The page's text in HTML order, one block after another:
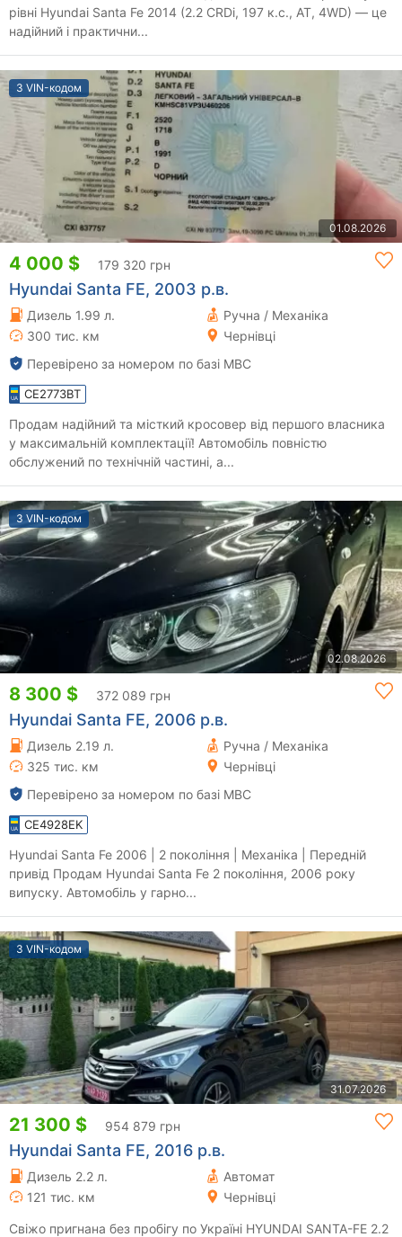
рівні Hyundai Santa Fe 2014 (2.2 CRDi, 197 к.с., AT, 4WD) — це
надійний і практични...
З VIN-кодом
01.08.2026
4 000 $ 179 320 грн
Hyundai Santa FE, 2003 р.в.
Дизель 1.99 л.
Ручна / Механіка
300 тис. км
Чернівці
Перевірено за номером по базі МВС
CE2773BT
Продам надійний та місткий кросовер від першого власника
у максимальній комплектації! Автомобіль повністю
обслужений по технічній частині, а...
З VIN-кодом
02.08.2026
8 300 $ 372 089 грн
Hyundai Santa FE, 2006 р.в.
Дизель 2.19 л.
Ручна / Механіка
325 тис. км
Чернівці
Перевірено за номером по базі МВС
CE4928EK
Hyundai Santa Fe 2006 | 2 покоління | Механіка | Передній
привід Продам Hyundai Santa Fe 2 покоління, 2006 року
випуску. Автомобіль у гарно...
З VIN-кодом
31.07.2026
21 300 $ 954 879 грн
Hyundai Santa FE, 2016 р.в.
Дизель 2.2 л.
Автомат
121 тис. км
Чернівці
Свіжо пригнана без пробігу по Україні HYUNDAI SANTA-FE 2.2